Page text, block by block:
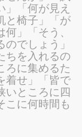
」「何が見え
と椅子」「が
」「そう、
でしょう」
ちを入れるの
ろに集めるた
着せ」「皆で
いところに四
こに何時間も